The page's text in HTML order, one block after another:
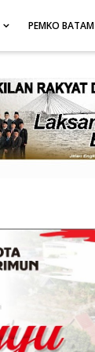
PEMKO BATAM